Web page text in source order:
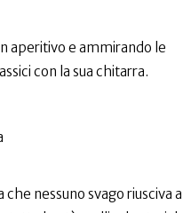
aperitivo e ammirando le
con la sua chitarra.
nessuno svago riusciva a